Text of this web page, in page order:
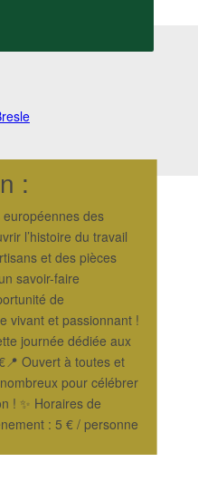
:
européennes des
l’histoire du travail
et des pièces
savoir-faire
de
vivant et passionnant !
journée dédiée aux
Ouvert à toutes et
pour célébrer
! ✨ Horaires de
: 5 € / personne